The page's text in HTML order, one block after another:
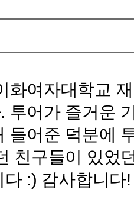
화여자대학교
투어가 즐거운
들어준 덕분에
친구들이 있었
:) 감사합니다!